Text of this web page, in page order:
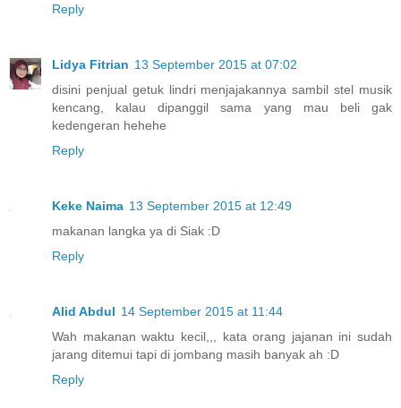
Reply
Lidya Fitrian 13 September 2015 at 07:02
disini penjual getuk lindri menjajakannya sambil stel musik
kencang, kalau dipanggil sama yang mau beli gak
kedengeran hehehe
Reply
Keke Naima 13 September 2015 at 12:49
makanan langka ya di Siak :D
Reply
Alid Abdul 14 September 2015 at 11:44
Wah makanan waktu kecil,,, kata orang jajanan ini sudah
jarang ditemui tapi di jombang masih banyak ah :D
Reply